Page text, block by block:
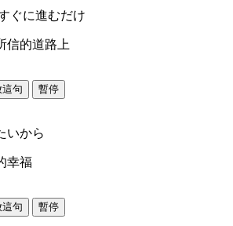
ぐに進むだけ
信的道路上
句 暫停
いから
幸福
句 暫停